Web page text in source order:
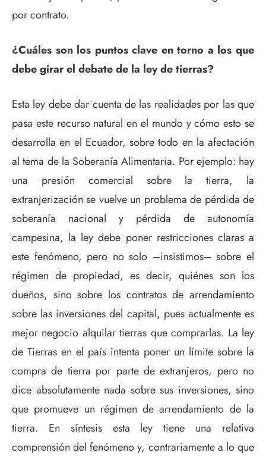
por contrato.
¿Cuáles son los puntos clave en torno a los que
debe girar el debate de la ley de tierras?
Esta ley debe dar cuenta de las realidades por las que
pasa este recurso natural en el mundo y cómo esto se
desarrolla en el Ecuador, sobre todo en la afectación
al tema de la Soberanía Alimentaria. Por ejemplo: hay
una presión comercial sobre la tierra, la
extranjerización se vuelve un problema de pérdida de
soberanía nacional y pérdida de autonomía
campesina, la ley debe poner restricciones claras a
este fenómeno, pero no solo –insistimos– sobre el
régimen de propiedad, es decir, quiénes son los
dueños, sino sobre los contratos de arrendamiento
sobre las inversiones del capital, pues actualmente es
mejor negocio alquilar tierras que comprarlas. La ley
de Tierras en el país intenta poner un límite sobre la
compra de tierra por parte de extranjeros, pero no
dice absolutamente nada sobre sus inversiones, sino
que promueve un régimen de arrendamiento de la
tierra. En síntesis esta ley tiene una relativa
comprensión del fenómeno y, contrariamente a lo que